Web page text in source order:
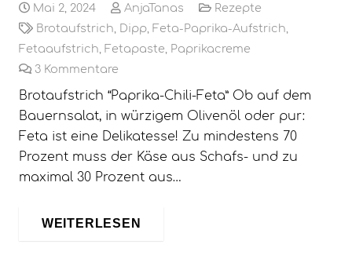
Mai 2, 2024 AnjaTanas
Rezepte
Brotaufstrich Dipp Feta-Paprika-Aufstrich
Fetaaufstrich Fetapaste Paprikacreme
3 Kommentare
Brotaufstrich “Paprika-Chili-Feta” Ob auf dem
Bauernsalat, in würzigem Olivenöl oder pur:
Feta ist eine Delikatesse! Zu mindestens 70
Prozent muss der Käse aus Schafs- und zu
maximal 30 Prozent aus…
WEITERLESEN